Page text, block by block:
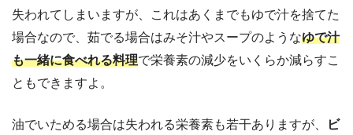
失われてしまいますが、これはあくまでもゆで汁を捨てた
場合なので、茹でる場合はみそ汁やスープのようなゆで汁
も一緒に食べれる料理で栄養素の減少をいくらか減らすこ
ともできますよ。
油でいためる場合は失われる栄養素も若干ありますが、
ビ